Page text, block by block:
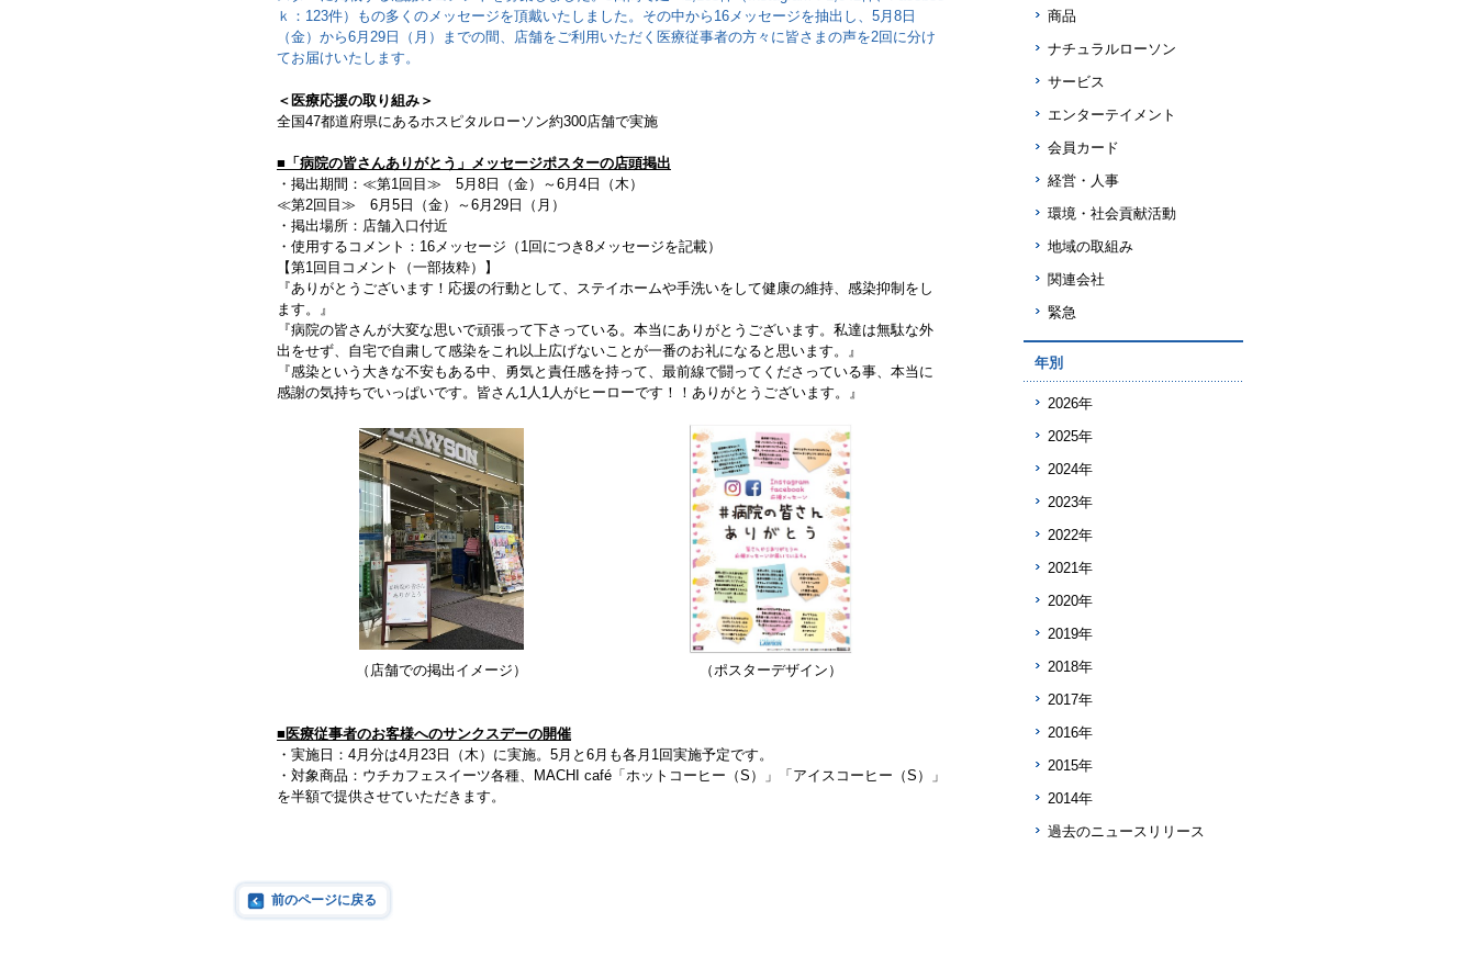
ｋ：123件）もの多くのメッセージを頂戴いたしました。その中から16メッセージを抽出し、5月8日
（金）から6月29日（月）までの間、店舗をご利用いただく医療従事者の方々に皆さまの声を2回に分け
てお届けいたします。
＜医療応援の取り組み＞
全国47都道府県にあるホスピタルローソン約300店舗で実施
■「病院の皆さんありがとう」メッセージポスターの店頭掲出
・掲出期間：≪第1回目≫ 5月8日（金）～6月4日（木）
≪第2回目≫ 6月5日（金）～6月29日（月）
・掲出場所：店舗入口付近
・使用するコメント：16メッセージ（1回につき8メッセージを記載）
【第1回目コメント（一部抜粋）】
『ありがとうございます！応援の行動として、ステイホームや手洗いをして健康の維持、感染抑制をし
ます。』
『病院の皆さんが大変な思いで頑張って下さっている。本当にありがとうございます。私達は無駄な外
出をせず、自宅で自粛して感染をこれ以上広げないことが一番のお礼になると思います。』
『感染という大きな不安もある中、勇気と責任感を持って、最前線で闘ってくださっている事、本当に
感謝の気持ちでいっぱいです。皆さん1人1人がヒーローです！！ありがとうございます。』
（店舗での掲出イメージ） （ポスターデザイン）
■医療従事者のお客様へのサンクスデーの開催
・実施日：4月分は4月23日（木）に実施。5月と6月も各月1回実施予定です。
・対象商品：ウチカフェスイーツ各種、MACHI café「ホットコーヒー（S）」「アイスコ ーヒー（S）」
を半額で提供させていただきます。
前のページに戻る
商品
ナチュラルローソン
サービス
エンターテイメント
会員カード
経営・人事
環境・社会貢献活動
地域の取組み
関連会社
緊急
年別
2026年
2025年
2024年
2023年
2022年
2021年
2020年
2019年
2018年
2017年
2016年
2015年
2014年
過去のニュースリリース